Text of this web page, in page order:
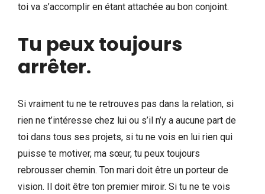
toi va s’accomplir en étant attachée au bon conjoint.
Tu peux toujours
arrêter.
Si vraiment tu ne te retrouves pas dans la relation, si
rien ne t’intéresse chez lui ou s’il n’y a aucune part de
toi dans tous ses projets, si tu ne vois en lui rien qui
puisse te motiver, ma sœur, tu peux toujours
rebrousser chemin. Ton mari doit être un porteur de
vision. Il doit être ton premier miroir. Si tu ne te vois